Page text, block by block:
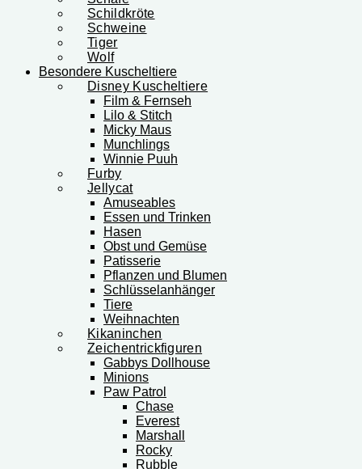
Schildkröte
Schweine
Tiger
Wolf
Besondere Kuscheltiere
Disney Kuscheltiere
Film & Fernseh
Lilo & Stitch
Micky Maus
Munchlings
Winnie Puuh
Furby
Jellycat
Amuseables
Essen und Trinken
Hasen
Obst und Gemüse
Patisserie
Pflanzen und Blumen
Schlüsselanhänger
Tiere
Weihnachten
Kikaninchen
Zeichentrickfiguren
Gabbys Dollhouse
Minions
Paw Patrol
Chase
Everest
Marshall
Rocky
Rubble